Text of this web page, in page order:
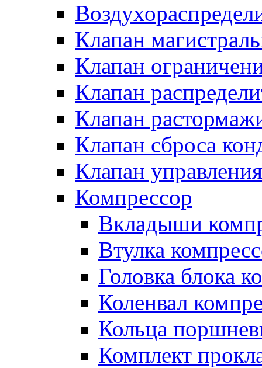
Клапан
Клапан
Клапан
Клапан
Клапан сброса
Клапан управления
Компрессор
Вкладыши
Втулка
Головка блока
Коленвал
Кольца
Комплект